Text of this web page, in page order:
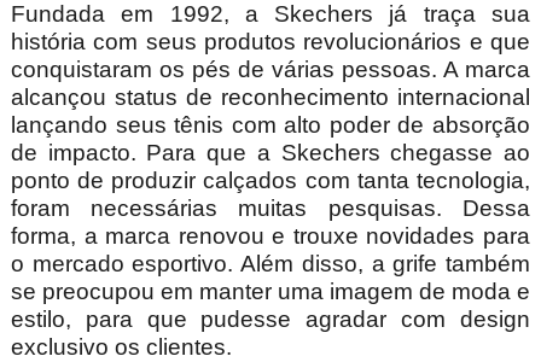
Fundada em 1992, a Skechers já traça sua
história com seus produtos revolucionários e que
conquistaram os pés de várias pessoas. A marca
alcançou status de reconhecimento internacional
lançando seus tênis com alto poder de absorção
de impacto. Para que a Skechers chegasse ao
ponto de produzir calçados com tanta tecnologia,
foram necessárias muitas pesquisas. Dessa
forma, a marca renovou e trouxe novidades para
o mercado esportivo. Além disso, a grife também
se preocupou em manter uma imagem de moda e
estilo, para que pudesse agradar com design
exclusivo os clientes.